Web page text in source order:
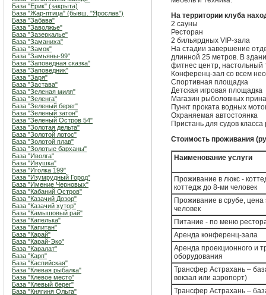
База "Ерик" (закрыта)
База "Жар-птица" (бывш. "Ярослав")
База "Забава"
База "Заволжье"
База "Зазеркалье"
База "Заманиха"
База "Замок"
База "Замьяны-99"
База "Заповедная сказка"
База "Заповедник"
База "Заря"
База "Застава"
База "Зеленая миля"
База "Зеленга"
База "Зеленый берег"
База "Зеленый затон"
База "Зеленый Остров 54"
База "Золотая дельта"
База "Золотой лотос"
База "Золотой плав"
База "Золотые барханы"
База "Иволга"
База "Ивушка"
База "Иголка 199"
База "Изумрудный Город"
База "Имение Черновых"
База "Кабаний Остров"
База "Казачий Дозор"
База "Казачий хутор"
База "Камышовый рай"
База "Капелька"
База "Капитан"
База "Карай"
База "Карай-Эко"
База "Каралат"
База "Карп"
База "Каспийская"
База "Клевая рыбалка"
База "Клевое место"
База "Клевый берег"
База "Княгиня Ольга"
На территории клуба
2 сауны
Ресторан
2 бильярдных VIP-зала
На стадии завершение
длинной 25 метров. В
фитнес центр, настольный
Конференц-зал со всем
Спортивная площадка
Детская игровая площадка
Магазин рыболовных
Пункт проката водных
Охраняемая автостоянка
Пристань для судов
Стоимость проживания
Наименование услуги
Проживание в люкс -
коттедж до 8-ми человек
Проживание в срубе, цена
человек
Питание - по меню
Аренда конференц-зала
Аренда проекционного и
оборудования
Трансфер Астрахань –
вокзал или аэропорт)
Трансфер Астрахань –